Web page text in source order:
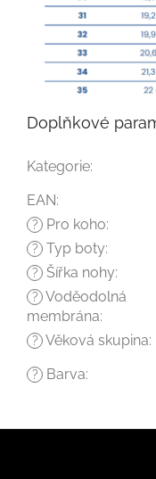
Doplňkové
Kategorie:
EAN:
? Pro koho:
? Typ boty:
? Šířka nohy:
? Voděodolná
membrána:
? Věková skupina:
? Barva: